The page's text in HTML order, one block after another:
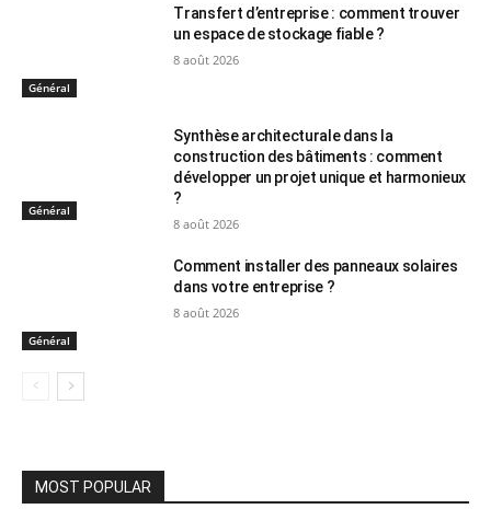
Général
Transfert d’entreprise : comment trouver
un espace de stockage fiable ?
8 août 2026
Général
Synthèse architecturale dans la
construction des bâtiments : comment
développer un projet unique et harmonieux
?
8 août 2026
Général
Comment installer des panneaux solaires
dans votre entreprise ?
8 août 2026
MOST POPULAR